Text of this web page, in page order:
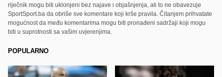
riječnik mogu biti uklonjeni bez najave i objašnjenja, ali to ne obavezuje
SportSport.ba da obriše sve komentare koji krše pravila. Čitanjem prihvatate
mogućnost da među komentarima mogu biti pronađeni sadržaji koji mogu
biti u suprotnosti sa vašim uvjerenjima.
POPULARNO